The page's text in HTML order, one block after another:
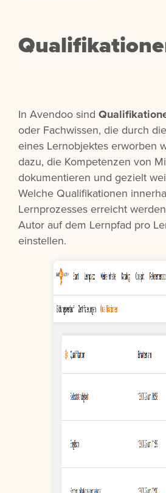
In Avendoo sind
oder Fachwissen, die durch
eines Lernobjektes erworben
dazu, die Kompetenzen von
dokumentieren und gezielt
Welche Qualifikationen
Lernprozesses erreicht
Autor auf dem Lernpfad pro
einstellen.